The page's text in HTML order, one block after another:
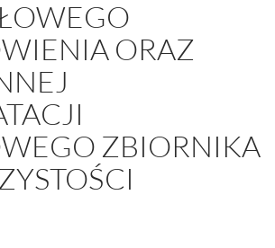
ORAZ
ZBIORNIKA